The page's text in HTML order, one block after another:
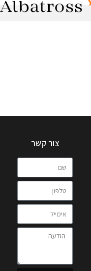
צור קשר